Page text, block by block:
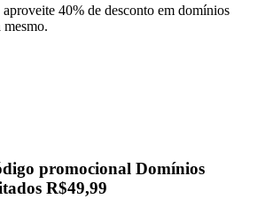
40% de desconto em domínios
promocional Domínios
R$49,99